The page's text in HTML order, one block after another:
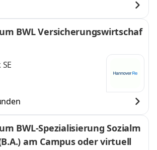
BWL Versicherungswirtschaf
BWL-Spezialisierung Sozialm
am Campus oder virtuell